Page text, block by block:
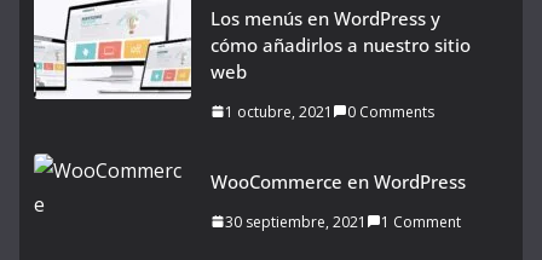
Los menús en WordPress y
cómo añadirlos a nuestro sitio
web
1 octubre, 2021 0 Comments
WooCommerce en WordPress
30 septiembre, 2021 1 Comment